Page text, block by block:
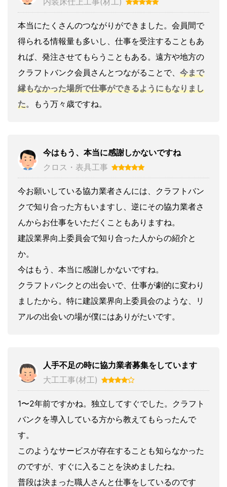
本当にたくさんのつながりができました。会員間で
得られる情報量も多いし、仕事を受注することもあ
れば、発注させてもらうこともある。遠方や地方の
クラフトバンク会員さんとつながることで、 今まで
縁もなかった場所で仕事ができるようにもなりまし
た。もう万々歳ですね。
今はもう、本当に感謝しかないですね
クロス・表具工事
今お願いしている協力業者さんには、クラフトバン
クで知り合った方もいますし、逆にその協力業者さ
んからお仕事をいただくこともありますね。
建設業界向上委員会で知り合った人からの紹介と
か。
今はもう、本当に感謝しかないですね。
クラフトバンクとの出会いで、仕事が劇的に変わり
ましたから。特に建設業界向上委員会のような、リ
アルの出会いの場が僕にはありがたいです。
人手不足の時に協力業者募集をしています
大工工事(材工)
1〜2年前ですかね。独立してすぐでした。クラフト
バンクを導入している方から教えてもらったんで
す。
このようなサービスが存在することも知らなかった
のですが、すぐに入ることを決めましたね。
普段は決まった職人さんと仕事をしているのです